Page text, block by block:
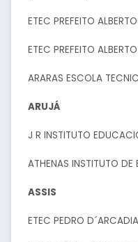
ETEC PREFEITO
ETEC PREFEITO
ARARAS ESCOLA
ARUJÁ
J R INSTITUTO
ATHENAS INSTITUTO
ASSIS
ETEC PEDRO